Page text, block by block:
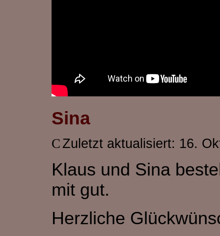
Sina
Zuletzt aktualisiert: 16.
Klaus und Sina
mit gut.
Herzliche